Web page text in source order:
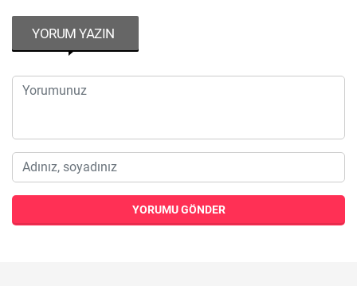
YORUM YAZIN
YORUMU GÖNDER